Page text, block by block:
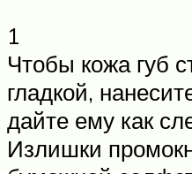
1
Чтобы кожа губ
гладкой,
дайте ему как
Излишки